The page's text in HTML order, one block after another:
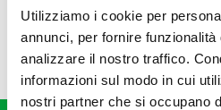
Utilizziamo i cookie per
annunci, per fornire
analizzare il nostro traffico.
informazioni sul modo in cui
nostri partner che si occupano